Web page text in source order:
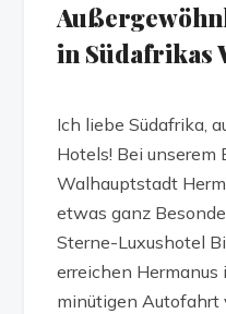
in Südafrikas
Ich liebe Südafrika,
Hotels! Bei unserem
Walhauptstadt
etwas ganz
Sterne-Luxushotel
erreichen
minütigen Autofahrt